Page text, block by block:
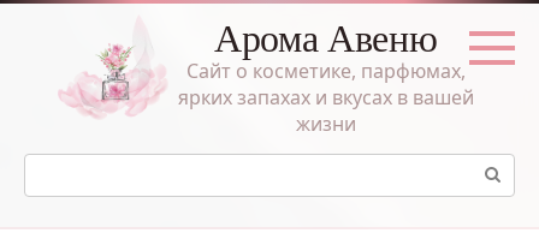
Перейти
Арома Авеню
Сайт о косметике, парфюмах,
ярких запахах и вкусах в вашей
жизни
Поиск: